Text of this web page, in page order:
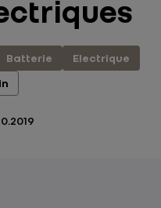
Batterie
Electrique